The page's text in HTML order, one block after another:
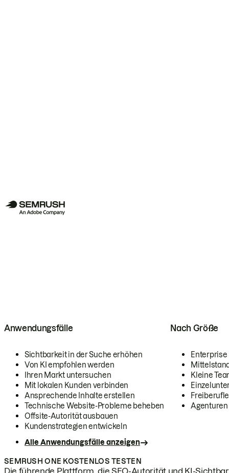
Anwendungsfälle
Sichtbarkeit in der Suche erhöhen
Von KI empfohlen werden
Ihren Markt untersuchen
Mit lokalen Kunden verbinden
Ansprechende Inhalte erstellen
Technische Website-Probleme beheben
Offsite-Autorität ausbauen
Kundenstrategien entwickeln
Alle Anwendungsfälle anzeigen
Nach Größe
Enterprise
Kleine
Agenturen
SEMRUSH ONE KOSTENLOS TESTEN
Die führende Plattform, die SEO-Autorität und KI-